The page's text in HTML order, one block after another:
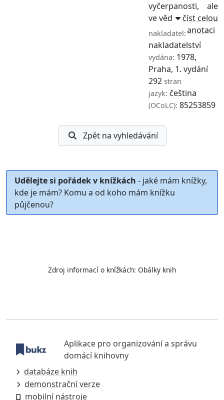
vyčerpanosti, ale
ve věd ... číst celou
anotaci
nakladatel: Lidové
nakladatelství
vydána: 1978,
Praha, 1. vydání
292 stran
jazyk: čeština
(OCoLC): 85253859
Zpět na vyhledávání
Udělejte si pořádek v knížkách - jaké mám knížky,
kde je mám? Komu a od koho mám knížku
půjčenou?
Zdroj informací o knížkách: Obálky knih
Aplikace pro organizování a správu
domácí knihovny
databáze knih
demonstrační verze
mobilní nástroje